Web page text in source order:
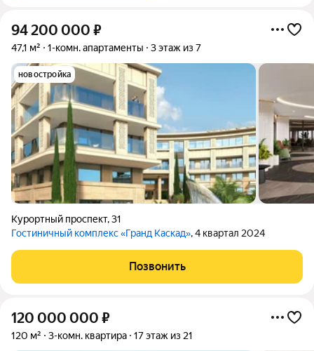
94 200 000 ₽
47,1 м² 1-комн. апартаменты 3 этаж из 7
новостройка
Курортный проспект,31
Гостиничный комплекс «Гранд Каскад», 4 квартал 2024
Позвонить
120 000 000 ₽
120 м² 3-комн. квартира 17 этаж из 21